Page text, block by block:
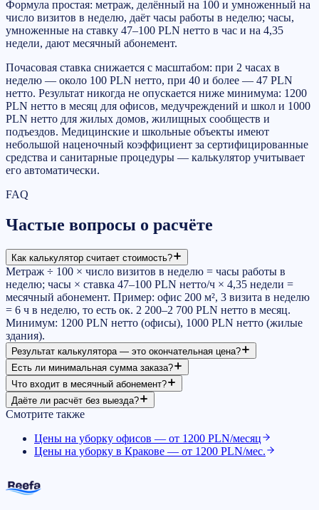
Формула простая: метраж, делённый на 100 и умноженный на
число визитов в неделю, даёт часы работы в неделю; часы,
умноженные на ставку 47–100 PLN нетто в час и на 4,35
недели, дают месячный абонемент.
Почасовая ставка снижается с масштабом: при 2 часах в
неделю — около 100 PLN нетто, при 40 и более — 47 PLN
нетто. Результат никогда не опускается ниже минимума: 1200
PLN нетто в месяц для офисов, медучреждений и школ и 1000
PLN нетто для жилых домов, жилищных сообществ и
подъездов. Медицинские и школьные объекты имеют
небольшой наценочный коэффициент за сертифицированные
средства и санитарные процедуры — калькулятор учитывает
его автоматически.
FAQ
Частые вопросы о расчёте
Как калькулятор считает стоимость?
Метраж ÷ 100 × число визитов в неделю = часы работы в
неделю; часы × ставка 47–100 PLN нетто/ч × 4,35 недели =
месячный абонемент. Пример: офис 200 м², 3 визита в неделю
= 6 ч в неделю, то есть ок. 2 200–2 700 PLN нетто в месяц.
Минимум: 1200 PLN нетто (офисы), 1000 PLN нетто (жилые
здания).
Результат калькулятора — это окончательная цена?
Есть ли минимальная сумма заказа?
Что входит в месячный абонемент?
Даёте ли расчёт без выезда?
Смотрите также
Цены на уборку офисов — от 1200 PLN/месяц
Цены на уборку в Кракове — от 1200 PLN/мес.